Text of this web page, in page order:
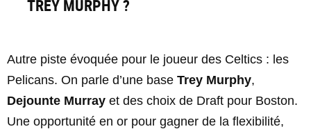
TREY MURPHY ?
Autre piste évoquée pour le joueur des Celtics : les
Pelicans. On parle d’une base Trey Murphy,
Dejounte Murray et des choix de Draft pour Boston.
Une opportunité en or pour gagner de la flexibilité,